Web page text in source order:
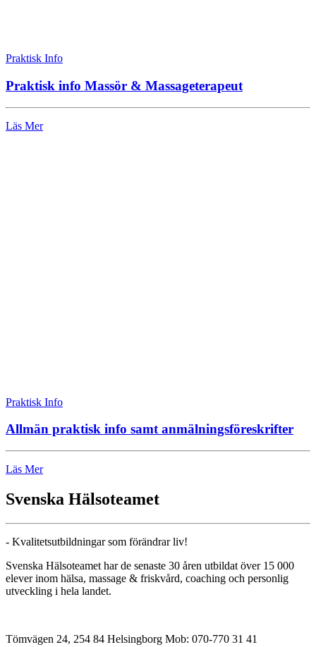
Praktisk Info
Praktisk info Massör & Massageterapeut
Läs Mer
Praktisk Info
Allmän praktisk info samt anmälningsföreskrifter
Läs Mer
Svenska Hälsoteamet
- Kvalitetsutbildningar som förändrar liv!
Svenska Hälsoteamet har de senaste 30 åren utbildat över 15 000
elever inom hälsa, massage & friskvård, coaching och personlig
utveckling i hela landet.
Tömvägen 24, 254 84 Helsingborg Mob: 070-770 31 41